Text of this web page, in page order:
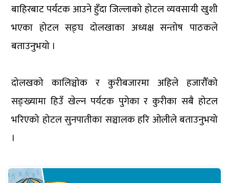
बाहिरबाट पर्यटक आउने हुँदा जिल्लाको होटल व्यवसायी खुशी
भएका होटल सङ्घ दोलखाका अध्यक्ष सन्तोष पाठकले
बताउनुभयो ।
दोलखको कालिञ्चोक र कुरीबजारमा अहिले हजारौँको
सङ्ख्यामा हिउँ खेल्न पर्यटक पुगेका र कुरीका सबै होटल
भरिएको होटल सुनपातीका सञ्चालक हरि ओलीले बताउनुभयो
।